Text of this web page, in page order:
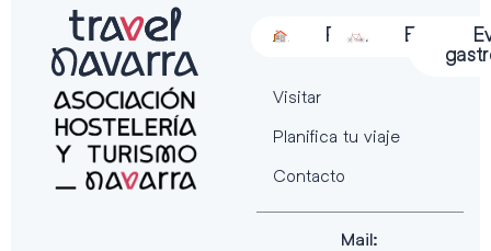
Alojamiento
Restauración
Actividades
Visitar
Planifica tu viaje
Contacto
Mail: